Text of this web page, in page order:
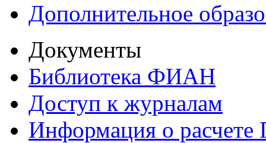
Дополнительное
Документы
Библиотека ФИАН
Доступ к журналам
Информация о